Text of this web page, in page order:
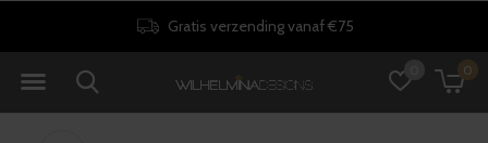
0
30 dagen retourrecht